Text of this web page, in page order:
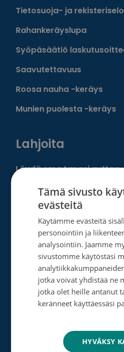
Tietosuoja- ja
Rahankeräyslupa
Syöpäsäätiö
Saavutettavuus
Roosa nauha -keräys
Munien puolesta -keräys
Lahjoita
Löydä oma tapasi auttaa
Liity kuukausilahjoittajaksi
Tee kertalahjoitus
Tee muistolahja
Perusta
Perusta muistokeräys
Perusta oma keräyksesi
Perusta päivätyökeräys
Suurlahjoitus
Tämä sivusto
evästeitä
Käytämme evästeitä
personointiin ja
analysointiin. Jaamme
sivustomme käytöstäsi
jotka voivat yhdistää ne
jotka olet heille antanut
keränneet käyttäessäsi
HYVÄKSY